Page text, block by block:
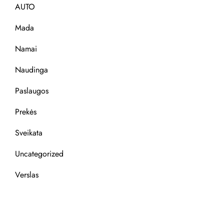
AUTO
Mada
Namai
Naudinga
Paslaugos
Prekės
Sveikata
Uncategorized
Verslas